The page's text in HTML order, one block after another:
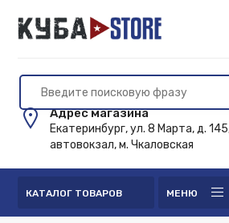
Адрес магазина
Екатеринбург, ул. 8 Марта, д.
автовокзал, м. Чкаловская
КАТАЛОГ ТОВАРОВ МЕНЮ